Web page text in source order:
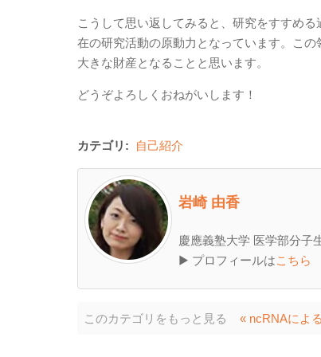
こうして思い返してみると、研究をすすめ
在の研究活動の原動力となっています。こ
大きな財産となることと思います。
どうぞよろしくおねがいします！
カテゴリ: 自己紹介
岩崎 由香
慶應義塾大学 医学部分子
▶ プロフィールはこちら
このカテゴリをもっと見る « ncRNAによ